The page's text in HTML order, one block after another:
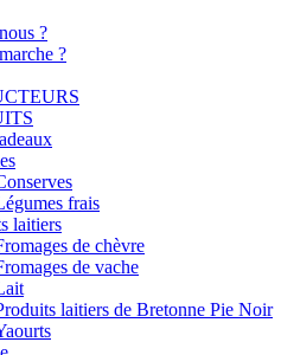
?
?
frais
laitiers
de chèvre
de vache
laitiers de Bretonne Pie Noir